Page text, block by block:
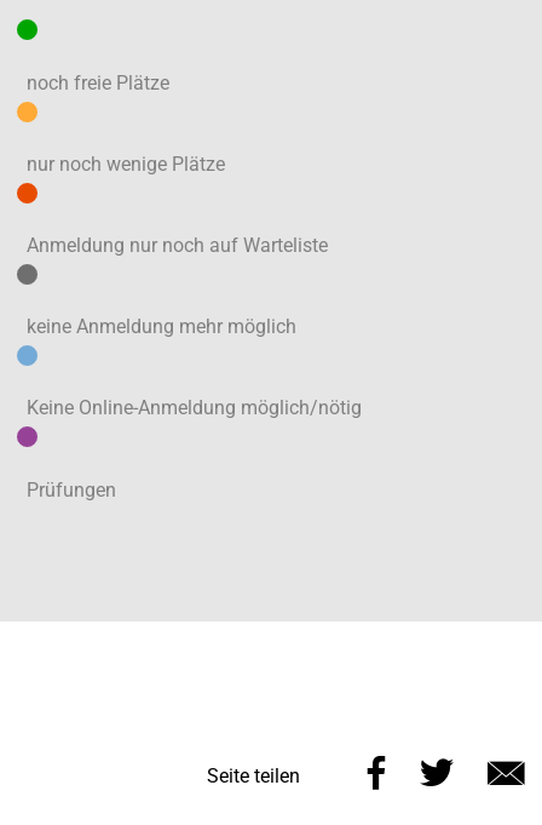
noch freie Plätze
nur noch wenige Plätze
Anmeldung nur noch auf Warteliste
keine Anmeldung mehr möglich
Keine Online-Anmeldung möglich/nötig
Prüfungen
Seite teilen
Diese Diese